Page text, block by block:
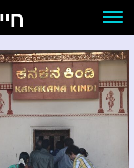
חיי
דף הבית
אודותינו
עבודות נבחרות
יצירת קשר